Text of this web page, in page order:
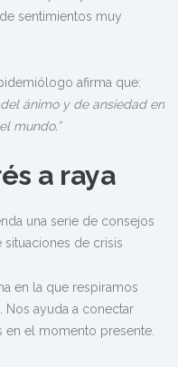
sentimientos muy
afirma que:
ánimo y de ansiedad en
mundo.”
a raya
una serie de consejos
de crisis
en la que respiramos
Nos ayuda a conectar
el momento presente.